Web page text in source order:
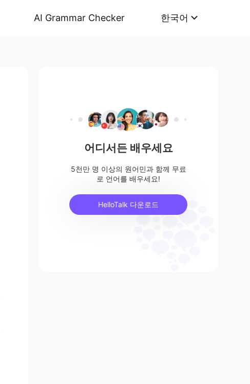
AI Grammar Checker 한국어
어디서든 배우세요
5천만 명 이상의 원어민과 함께 무료
로 언어를 배우세요!
HelloTalk 다운로드